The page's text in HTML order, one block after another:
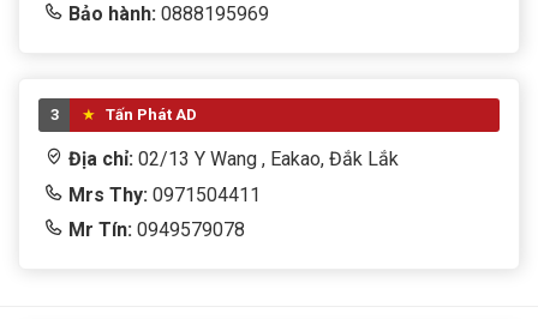
Bảo hành: 0888195969
3 Tấn Phát AD
Địa chỉ: 02/13 Y Wang , Eakao, Đắk Lắk
Mrs Thy: 0971504411
Mr Tín: 0949579078